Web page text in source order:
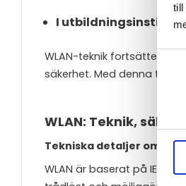
till
I
WLAN-teknik fortsätter att
säkerhet. Med denna
WLAN: Teknik,
Tekniska detaljer om
WLAN är baserat på IEEE